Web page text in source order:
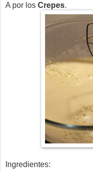
A por los Crepes.
Ingredientes: